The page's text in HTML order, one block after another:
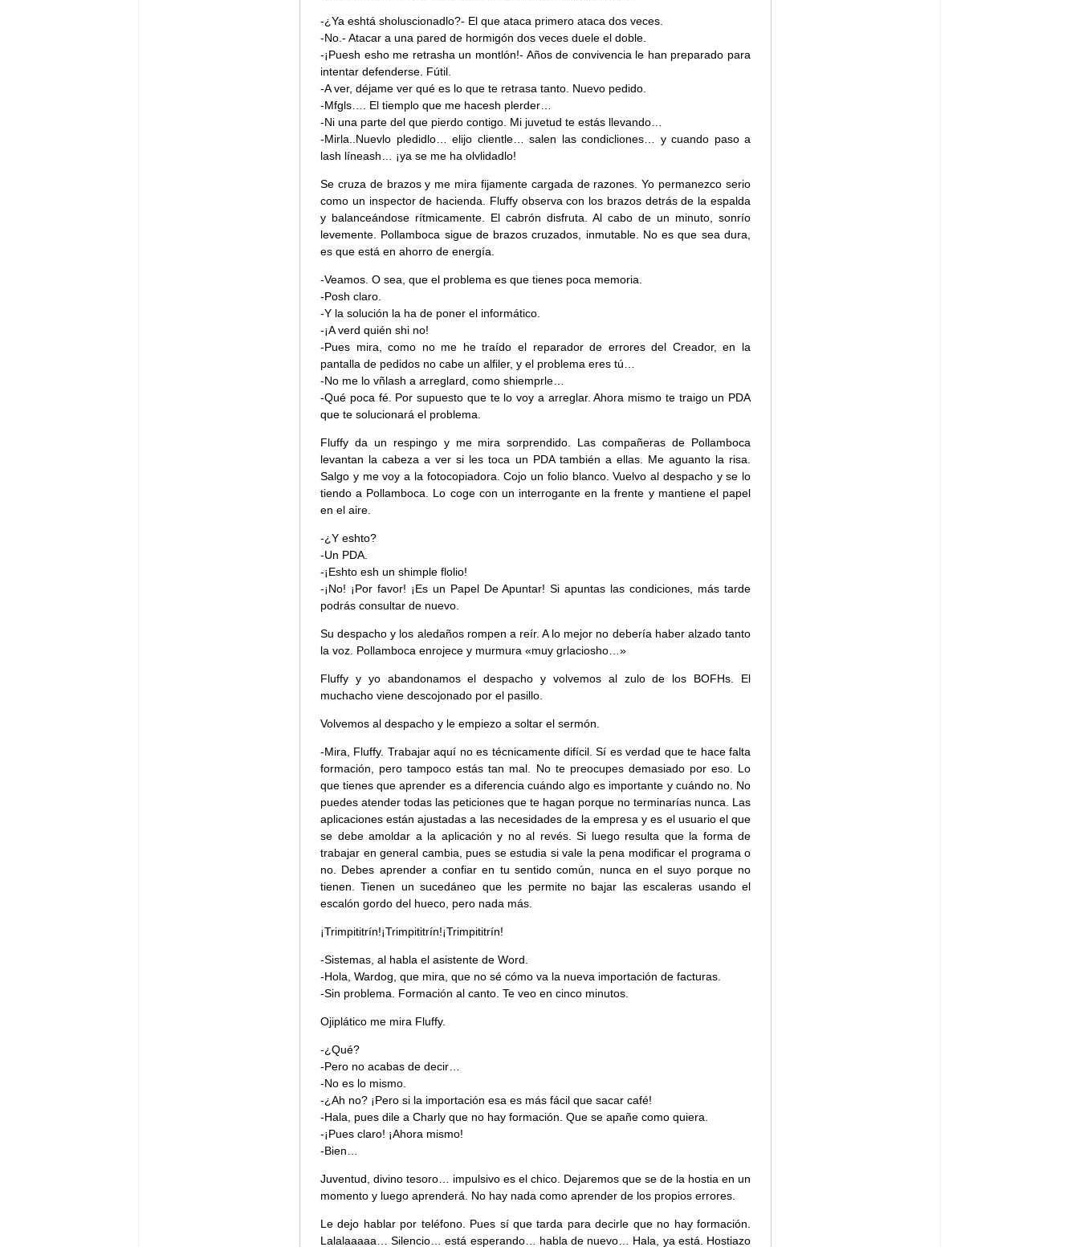
-¿Ya eshtá sholuscionadlo?- El que ataca primero ataca dos veces.
-No.- Atacar a una pared de hormigón dos veces duele el doble.
-¡Puesh esho me retrasha un montlón!- Años de convivencia le han preparado para
intentar defenderse. Fútil.
-A ver, déjame ver qué es lo que te retrasa tanto. Nuevo pedido.
-Mfgls…. El tiemplo que me hacesh plerder…
-Ni una parte del que pierdo contigo. Mi juvetud te estás llevando…
-Mirla..Nuevlo pledidlo… elijo clientle… salen las condicliones… y cuando paso a
lash líneash… ¡ya se me ha olvlidadlo!
Se cruza de brazos y me mira fijamente cargada de razones. Yo permanezco serio
como un inspector de hacienda. Fluffy observa con los brazos detrás de la espalda
y balanceándose rítmicamente. El cabrón disfruta. Al cabo de un minuto, sonrío
levemente. Pollamboca sigue de brazos cruzados, inmutable. No es que sea dura,
es que está en ahorro de energía.
-Veamos. O sea, que el problema es que tienes poca memoria.
-Posh claro.
-Y la solución la ha de poner el informático.
-¡A verd quién shi no!
-Pues mira, como no me he traído el reparador de errores del Creador, en la
pantalla de pedidos no cabe un alfiler, y el problema eres tú…
-No me lo vñlash a arreglard, como shiemprle…
-Qué poca fé. Por supuesto que te lo voy a arreglar. Ahora mismo te traigo un PDA
que te solucionará el problema.
Fluffy da un respingo y me mira sorprendido. Las compañeras de Pollamboca
levantan la cabeza a ver si les toca un PDA también a ellas. Me aguanto la risa.
Salgo y me voy a la fotocopiadora. Cojo un folio blanco. Vuelvo al despacho y se lo
tiendo a Pollamboca. Lo coge con un interrogante en la frente y mantiene el papel
en el aire.
-¿Y eshto?
-Un PDA.
-¡Eshto esh un shimple flolio!
-¡No! ¡Por favor! ¡Es un Papel De Apuntar! Si apuntas las condiciones, más tarde
podrás consultar de nuevo.
Su despacho y los aledaños rompen a reír. A lo mejor no debería haber alzado tanto
la voz. Pollamboca enrojece y murmura «muy grlaciosho…»
Fluffy y yo abandonamos el despacho y volvemos al zulo de los BOFHs. El
muchacho viene descojonado por el pasillo.
Volvemos al despacho y le empiezo a soltar el sermón.
-Mira, Fluffy. Trabajar aquí no es técnicamente difícil. Sí es verdad que te hace falta
formación, pero tampoco estás tan mal. No te preocupes demasiado por eso. Lo
que tienes que aprender es a diferencia cuándo algo es importante y cuándo no. No
puedes atender todas las peticiones que te hagan porque no terminarías nunca. Las
aplicaciones están ajustadas a las necesidades de la empresa y es el usuario el que
se debe amoldar a la aplicación y no al revés. Si luego resulta que la forma de
trabajar en general cambia, pues se estudia si vale la pena modificar el programa o
no. Debes aprender a confiar en tu sentido común, nunca en el suyo porque no
tienen. Tienen un sucedáneo que les permite no bajar las escaleras usando el
escalón gordo del hueco, pero nada más.
¡Trimpititrín!¡Trimpititrín!¡Trimpititrín!
-Sistemas, al habla el asistente de Word.
-Hola, Wardog, que mira, que no sé cómo va la nueva importación de facturas.
-Sin problema. Formación al canto. Te veo en cinco minutos.
Ojiplático me mira Fluffy.
-¿Qué?
-Pero no acabas de decir…
-No es lo mismo.
-¿Ah no? ¡Pero si la importación esa es más fácil que sacar café!
-Hala, pues dile a Charly que no hay formación. Que se apañe como quiera.
-¡Pues claro! ¡Ahora mismo!
-Bien…
Juventud, divino tesoro… impulsivo es el chico. Dejaremos que se de la hostia en un
momento y luego aprenderá. No hay nada como aprender de los propios errores.
Le dejo hablar por teléfono. Pues sí que tarda para decirle que no hay formación.
Lalalaaaaa… Silencio… está esperando… habla de nuevo… Hala, ya está. Hostiazo